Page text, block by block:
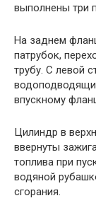
выполнены три
На заднем
патрубок,
трубу. С левой
впускному
Цилиндр в
ввернуты
топлива при
водяной
сгорания.